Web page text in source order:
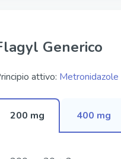
Generico
attivo: Metronidazole
200 mg 400 mg